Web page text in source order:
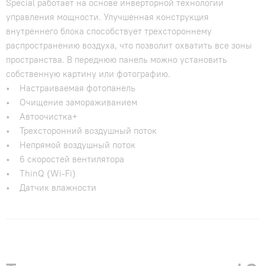
Special работает на основе инверторной технологии
управления мощности. Улучшенная конструкция
внутреннего блока способствует трехстороннему
распространению воздуха, что позволит охватить все зоны
пространства. В переднюю панель можно установить
собственную картину или фотографию.
• Настраиваемая фотопанель
• Очищение замораживанием
• Автоочистка+
• Трехсторонний воздушный поток
• Непрямой воздушный поток
• 6 скоростей вентилятора
• ThinQ (Wi-Fi)
• Датчик влажности